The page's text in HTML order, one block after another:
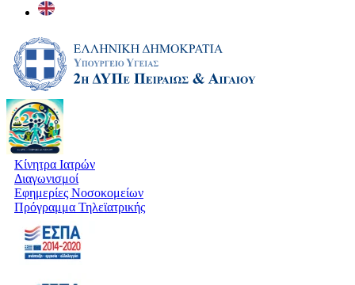
Κίνητρα Ιατρών
Διαγωνισμοί
Εφημερίες Νοσοκομείων
Πρόγραμμα Τηλεϊατρικής